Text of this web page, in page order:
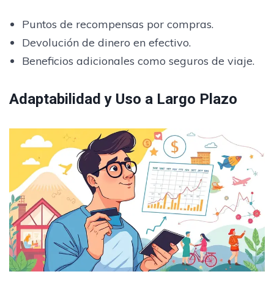
Puntos de recompensas por compras.
Devolución de dinero en efectivo.
Beneficios adicionales como seguros de viaje.
Adaptabilidad y Uso a Largo Plazo